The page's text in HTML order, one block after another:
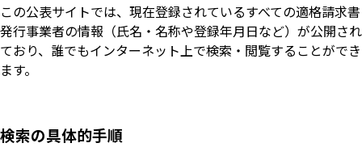
この公表サイトでは、現在登録されているすべての適格請求書
発行事業者の情報（氏名・名称や登録年月日など）が公開され
ており、誰でもインターネット上で検索・閲覧することができ
ます。
検索の具体的手順